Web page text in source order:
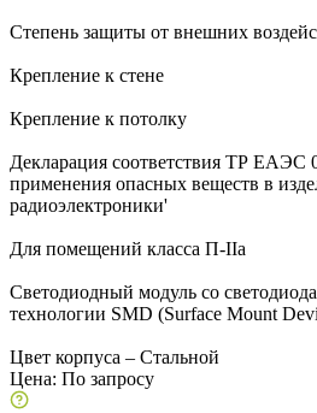
Степень защиты от внешних
Крепление к стене
Крепление к потолку
Декларация соответствия ТР ЕАЭС
применения опасных веществ в
радиоэлектроники'
Для помещений класса П-IIа
Светодиодный модуль со
технологии SMD (Surface Mount
Цвет корпуса – Стальной
Цена: По запросу